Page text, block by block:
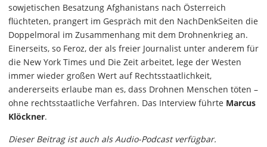
sowjetischen Besatzung Afghanistans nach Österreich
flüchteten, prangert im Gespräch mit den NachDenkSeiten die
Doppelmoral im Zusammenhang mit dem Drohnenkrieg an.
Einerseits, so Feroz, der als freier Journalist unter anderem für
die New York Times und Die Zeit arbeitet, lege der Westen
immer wieder großen Wert auf Rechtsstaatlichkeit,
andererseits erlaube man es, dass Drohnen Menschen töten –
ohne rechtsstaatliche Verfahren. Das Interview führte Marcus
Klöckner.
Dieser Beitrag ist auch als Audio-Podcast verfügbar.